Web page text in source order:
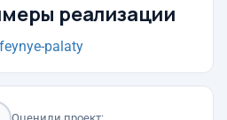
реализации
palaty